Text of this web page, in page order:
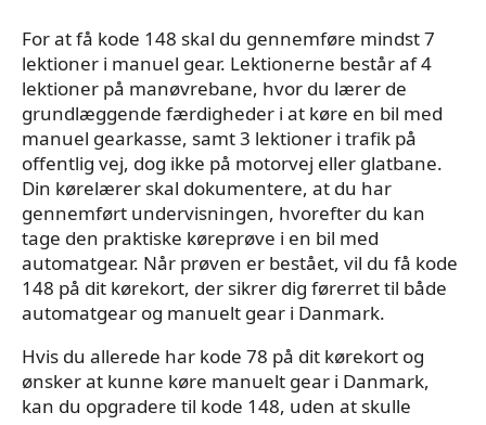
For at få kode 148 skal du gennemføre mindst 7
lektioner i manuel gear. Lektionerne består af 4
lektioner på manøvrebane, hvor du lærer de
grundlæggende færdigheder i at køre en bil med
manuel gearkasse, samt 3 lektioner i trafik på
offentlig vej, dog ikke på motorvej eller glatbane.
Din kørelærer skal dokumentere, at du har
gennemført undervisningen, hvorefter du kan
tage den praktiske køreprøve i en bil med
automatgear. Når prøven er bestået, vil du få kode
148 på dit kørekort, der sikrer dig førerret til både
automatgear og manuelt gear i Danmark.
Hvis du allerede har kode 78 på dit kørekort og
ønsker at kunne køre manuelt gear i Danmark,
kan du opgradere til kode 148, uden at skulle